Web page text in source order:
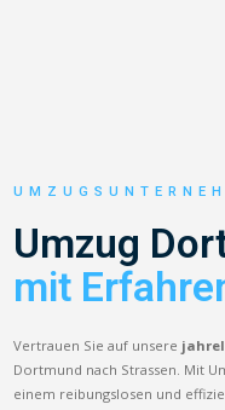
Umzug
mit
Vertrauen Sie auf unsere
Dortmund nach Strassen. Mit
einem reibungslosen und